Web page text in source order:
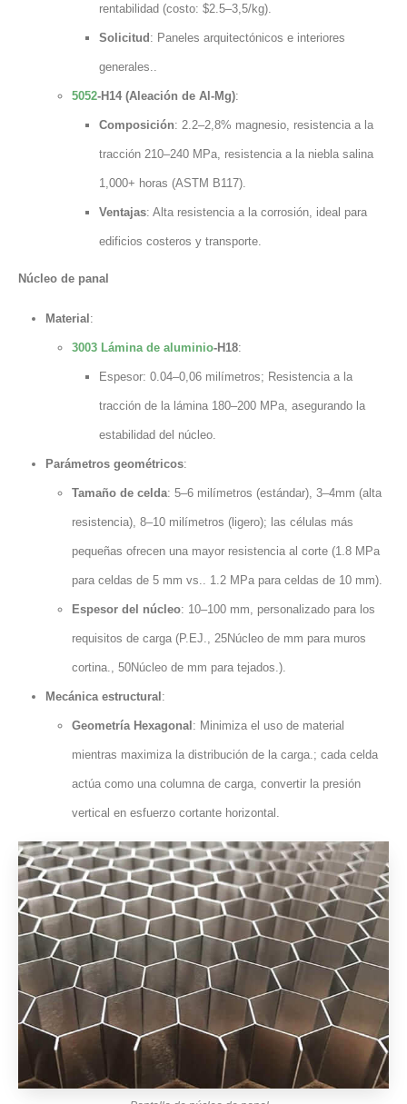
rentabilidad (costo: $2.5–3,5/kg).
Solicitud: Paneles arquitectónicos e interiores
generales..
5052-H14 (Aleación de Al-Mg):
Composición: 2.2–2,8% magnesio, resistencia a la
tracción 210–240 MPa, resistencia a la niebla salina
1,000+ horas (ASTM B117).
Ventajas: Alta resistencia a la corrosión, ideal para
edificios costeros y transporte.
Núcleo de panal
Material :
3003 Lámina de aluminio-H18:
Espesor: 0.04–0,06 milímetros; Resistencia a la
tracción de la lámina 180–200 MPa, asegurando la
estabilidad del núcleo.
Parámetros geométricos:
Tamaño de celda: 5–6 milímetros (estándar), 3–4mm (alta
resistencia), 8–10 milímetros (ligero); las células más
pequeñas ofrecen una mayor resistencia al corte (1.8 MPa
para celdas de 5 mm vs.. 1.2 MPa para celdas de 10 mm).
Espesor del núcleo: 10–100 mm, personalizado para los
requisitos de carga (P.EJ., 25Núcleo de mm para muros
cortina., 50Núcleo de mm para tejados.).
Mecánica estructural :
Geometría Hexagonal : Minimiza el uso de material
mientras maximiza la distribución de la carga.; cada celda
actúa como una columna de carga, convertir la presión
vertical en esfuerzo cortante horizontal.